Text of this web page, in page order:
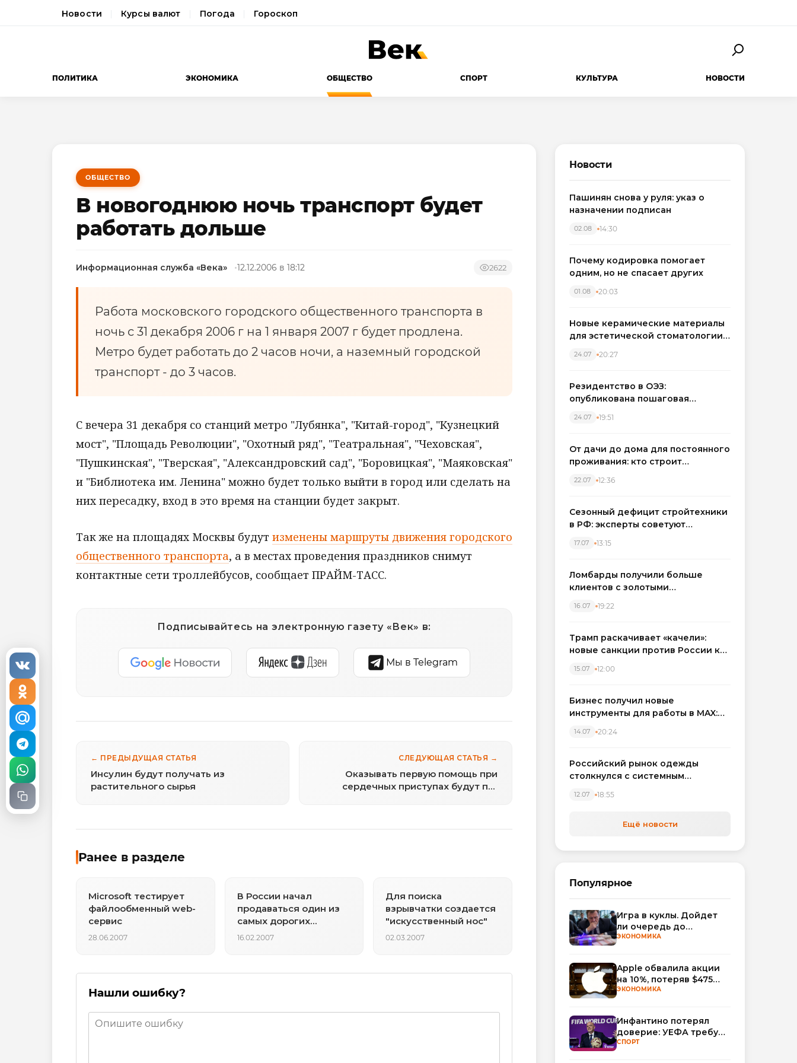
Новости Курсы валют Погода Гороскоп
ПОЛИТИКА ЭКОНОМИКА ОБЩЕСТВО СПОРТ КУЛЬТУРА НОВОСТИ
ОБЩЕСТВО
В новогоднюю ночь транспорт будет
работать дольше
Информационная служба «Века» 12.12.2006 в 18:12 2622
Работа московского городского общественного транспорта в
ночь с 31 декабря 2006 г на 1 января 2007 г будет продлена.
Метро будет работать до 2 часов ночи, а наземный городской
транспорт - до 3 часов.
С вечера 31 декабря со станций метро "Лубянка", "Китай-город", "Кузнецкий
мост", "Площадь Революции", "Охотный ряд", "Театральная", "Чеховская",
"Пушкинская", "Тверская", "Александровский сад", "Боровицкая", "Маяковская"
и "Библиотека им. Ленина" можно будет только выйти в город или сделать на
них пересадку, вход в это время на станции будет закрыт.
Так же на площадях Москвы будут изменены маршруты движения городского
общественного транспорта, а в местах проведения праздников снимут
контактные сети троллейбусов, сообщает ПРАЙМ-ТАСС.
Подписывайтесь на электронную газету «Век» в:
Мы в Telegram
← ПРЕДЫДУЩАЯ СТАТЬЯ
Инсулин будут получать из
растительного сырья
СЛЕДУЮЩАЯ СТАТЬЯ →
Оказывать первую помощь при
сердечных приступах будут по-
Ранее в разделе
Microsoft тестирует
файлообменный web-
сервис
28.06.2007
В России начал
продаваться один из
самых дорогих
телефон в мире
16.02.2007
Для поиска
взрывчатки создается
"искусственный нос"
02.03.2007
Нашли ошибку?
Новости
Пашинян снова у руля: указ о
назначении подписан
02.08 14:30
Почему кодировка помогает
одним, но не спасает других
01.08 20:03
Новые керамические материалы
для эстетической стоматологии
24.07 20:27
Резидентство в ОЭЗ:
опубликована пошаговая
налоговых льгот для инвесторов
24.07 19:51
От дачи до дома для постоянного
проживания: кто строит
Западном регионе
22.07 12:36
Сезонный дефицит стройтехники
в РФ: эксперты советуют
17.07 13:15
Ломбарды получили больше
клиентов с золотыми
вырос на фоне подорожания
16.07 19:22
Трамп раскачивает «качели»:
новые санкции против России как
15.07 12:00
Бизнес получил новые
инструменты для работы в MAX:
автоматизируют обработку
14.07 20:24
Российский рынок одежды
столкнулся с системным
12.07 18:55
Ещё новости
Популярное
Игра в куклы. Дойдет
ли очередь до
Миллера?
ЭКОНОМИКА
Apple обвалила акции
на 10%, потеряв $475
млрд капитализации
ЭКОНОМИКА
Инфантино потерял
доверие: УЕФА требует
смены руководства
СПОРТ